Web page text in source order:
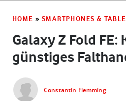
HOME » SMARTPHONES &
Galaxy Z Fold FE:
günstiges
Constantin Flemming